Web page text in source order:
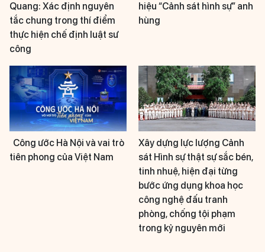
Quang: Xác định nguyên
tắc chung trong thí điểm
thực hiện chế định luật sư
công
hiệu “Cảnh sát hình sự” anh
hùng
Công ước Hà Nội và vai trò
tiên phong của Việt Nam
Xây dựng lực lượng Cảnh
sát Hình sự thật sự sắc bén,
tinh nhuệ, hiện đại từng
bước ứng dụng khoa học
công nghệ đấu tranh
phòng, chống tội phạm
trong kỷ nguyên mới